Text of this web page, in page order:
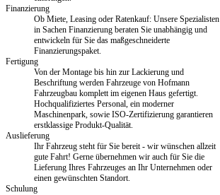
Finanzierung
Ob Miete, Leasing oder Ratenkauf: Unsere Spezialisten
in Sachen Finanzierung beraten Sie unabhängig und
entwickeln für Sie das maßgeschneiderte
Finanzierungspaket.
Fertigung
Von der Montage bis hin zur Lackierung und
Beschriftung werden Fahrzeuge von Hofmann
Fahrzeugbau komplett im eigenen Haus gefertigt.
Hochqualifiziertes Personal, ein moderner
Maschinenpark, sowie ISO-Zertifizierung garantieren
erstklassige Produkt-Qualität.
Auslieferung
Ihr Fahrzeug steht für Sie bereit - wir wünschen allzeit
gute Fahrt! Gerne übernehmen wir auch für Sie die
Lieferung Ihres Fahrzeuges an Ihr Unternehmen oder
einen gewünschten Standort.
Schulung